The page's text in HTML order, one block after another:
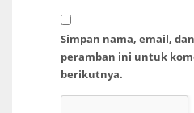
Simpan nama, email,
peramban ini untuk
berikutnya.